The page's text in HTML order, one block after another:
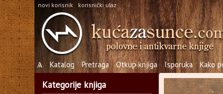
novi korisnik korisnički ulaz
Ѧ Katalog Pretraga Otkup knjiga Isporuka Kako
Kategorije knjiga